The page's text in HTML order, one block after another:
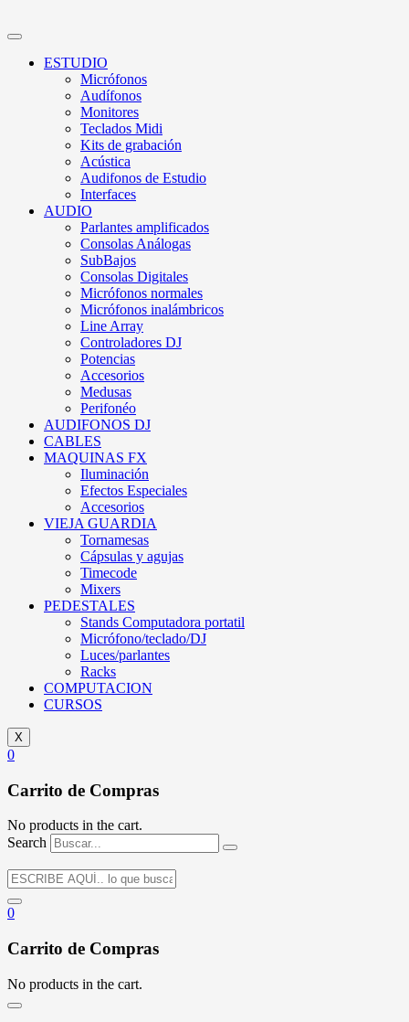
ESTUDIO
Micrófonos
Audífonos
Monitores
Teclados Midi
Kits de grabación
Acústica
Audifonos de Estudio
Interfaces
AUDIO
Parlantes amplificados
Consolas Análogas
SubBajos
Consolas Digitales
Micrófonos normales
Micrófonos inalámbricos
Line Array
Controladores DJ
Potencias
Accesorios
Medusas
Perifonéo
AUDIFONOS DJ
CABLES
MAQUINAS FX
Iluminación
Efectos Especiales
Accesorios
VIEJA GUARDIA
Tornamesas
Cápsulas y agujas
Timecode
Mixers
PEDESTALES
Stands Computadora portatil
Micrófono/teclado/DJ
Luces/parlantes
Racks
COMPUTACION
CURSOS
X
0
Carrito de Compras
No products in the cart.
Search
0
Carrito de Compras
No products in the cart.